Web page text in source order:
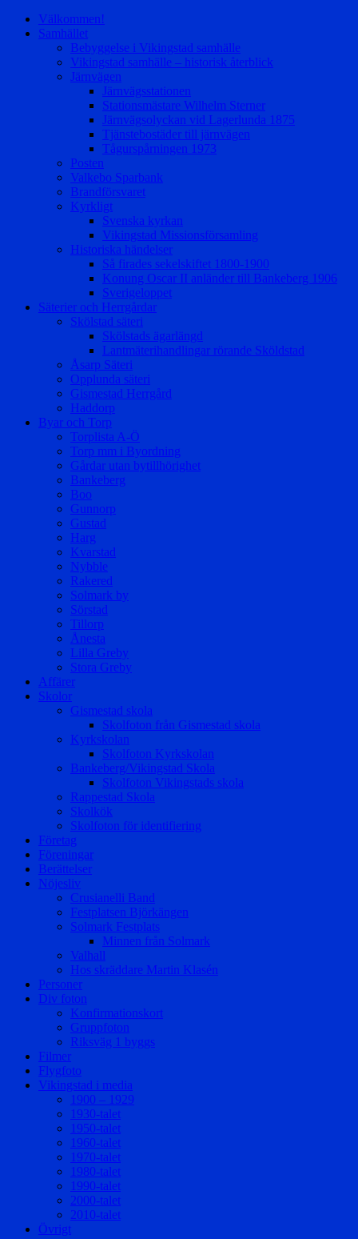
Välkommen!
Samhället
Bebyggelse i Vikingstad samhälle
Vikingstad samhälle – historisk återblick
Järnvägen
Järnvägsstationen
Stationsmästare Wilhelm Sterner
Järnvägsolyckan vid Lagerlunda 1875
Tjänstebostäder till järnvägen
Tågurspårningen 1973
Posten
Valkebo Sparbank
Brandförsvaret
Kyrkligt
Svenska kyrkan
Vikingstad Missionsförsamling
Historiska händelser
Så firades sekelskiftet 1800-1900
Konung Oscar II anländer till Bankeberg 1906
Sverigeloppet
Säterier och Herrgårdar
Skölstad säteri
Skölstads ägarlängd
Lantmäterihandlingar rörande Sköldstad
Åsarp Säteri
Opplunda säteri
Gismestad Herrgård
Haddorp
Byar och Torp
Torplista A-Ö
Torp mm i Byordning
Gårdar utan bytillhörighet
Bankeberg
Boo
Gunnorp
Gustad
Harg
Kvarstad
Nybble
Rakered
Solmark by
Sörstad
Tillorp
Ånesta
Lilla Greby
Stora Greby
Affärer
Skolor
Gismestad skola
Skolfoton från Gismestad skola
Kyrkskolan
Skolfoton Kyrkskolan
Bankeberg/Vikingstad Skola
Skolfoton Vikingstads skola
Rappestad Skola
Skolkök
Skolfoton för identifiering
Företag
Föreningar
Berättelser
Nöjesliv
Crusianelli Band
Festplatsen Björkängen
Solmark Festplats
Minnen från Solmark
Valhall
Hos skräddare Martin Klasén
Personer
Div foton
Konfirmationskort
Gruppfoton
Riksväg 1 byggs
Filmer
Flygfoto
Vikingstad i media
1900 – 1929
1930-talet
1950-talet
1960-talet
1970-talet
1980-talet
1990-talet
2000-talet
2010-talet
Övrigt